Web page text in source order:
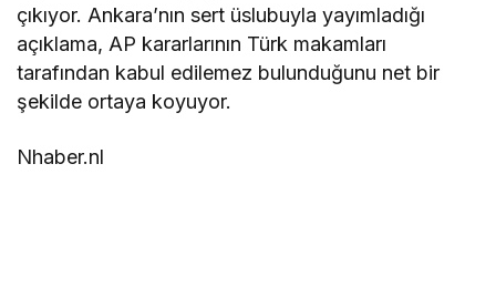
çıkıyor. Ankara’nın sert üslubuyla yayımladığı
açıklama, AP kararlarının Türk makamları
tarafından kabul edilemez bulunduğunu net bir
şekilde ortaya koyuyor.
Nhaber.nl